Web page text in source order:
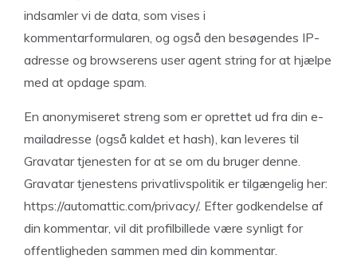
indsamler vi de data, som vises i
kommentarformularen, og også den besøgendes IP-
adresse og browserens user agent string for at hjælpe
med at opdage spam.
En anonymiseret streng som er oprettet ud fra din e-
mailadresse (også kaldet et hash), kan leveres til
Gravatar tjenesten for at se om du bruger denne.
Gravatar tjenestens privatlivspolitik er tilgængelig her:
https://automattic.com/privacy/. Efter godkendelse af
din kommentar, vil dit profilbillede være synligt for
offentligheden sammen med din kommentar.